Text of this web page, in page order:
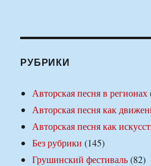
РУБРИКИ
Авторская песня в регионах
Авторская песня как
Авторская песня как
Без рубрики (145)
Грушинский фестиваль(82)